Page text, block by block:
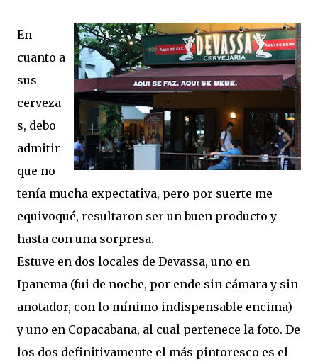
En
cuanto a
sus
cerveza
s, debo
admitir
que no
tenía mucha expectativa, pero por suerte me
equivoqué, resultaron ser un buen producto y
hasta con una sorpresa.
Estuve en dos locales de Devassa, uno en
Ipanema (fui de noche, por ende sin cámara y sin
anotador, con lo mínimo indispensable encima)
y uno en Copacabana, al cual pertenece la foto. De
los dos definitivamente el más pintoresco es el